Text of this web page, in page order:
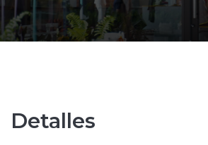
Detalles